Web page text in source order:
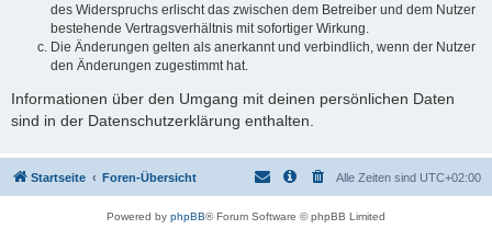
des Widerspruchs erlischt das zwischen dem Betreiber und dem Nutzer
bestehende Vertragsverhältnis mit sofortiger Wirkung.
Die Änderungen gelten als anerkannt und verbindlich, wenn der Nutzer
den Änderungen zugestimmt hat.
Informationen über den Umgang mit deinen persönlichen Daten
sind in der Datenschutzerklärung enthalten.
Startseite Foren-Übersicht Alle Zeiten sind UTC+02:00
Powered by phpBB® Forum Software © phpBB Limited